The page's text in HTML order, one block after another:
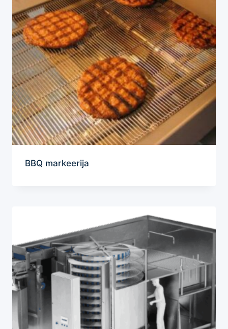
BBQ markeerija